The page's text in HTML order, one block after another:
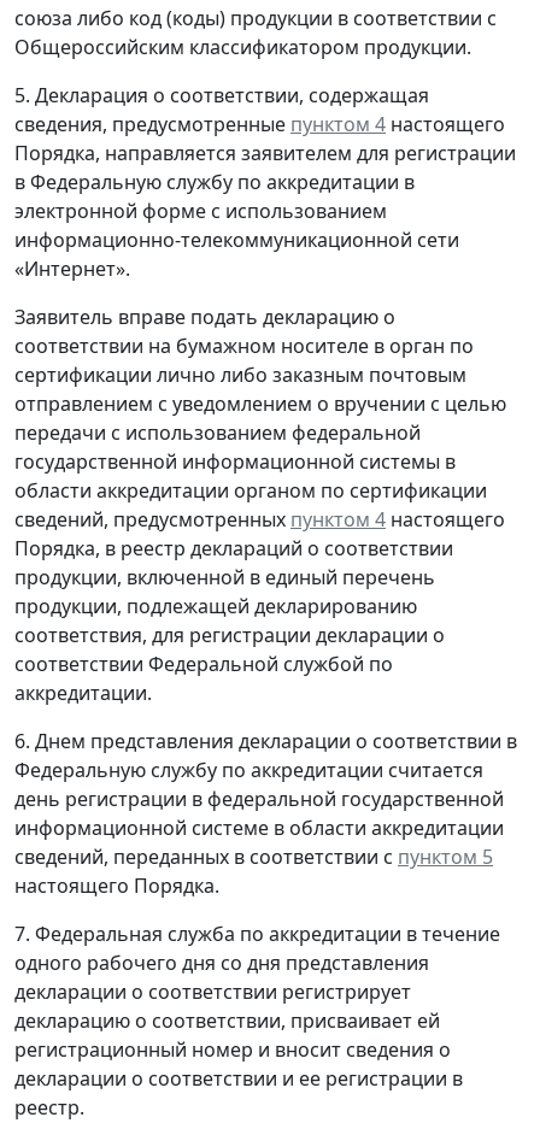
союза либо код (коды) продукции в соответствии с
Общероссийским классификатором продукции.
5. Декларация о соответствии, содержащая
сведения, предусмотренные пунктом 4 настоящего
Порядка, направляется заявителем для регистрации
в Федеральную службу по аккредитации в
электронной форме с использованием
информационно-телекоммуникационной сети
«Интернет».
Заявитель вправе подать декларацию о
соответствии на бумажном носителе в орган по
сертификации лично либо заказным почтовым
отправлением с уведомлением о вручении с целью
передачи с использованием федеральной
государственной информационной системы в
области аккредитации органом по сертификации
сведений, предусмотренных пунктом 4 настоящего
Порядка, в реестр деклараций о соответствии
продукции, включенной в единый перечень
продукции, подлежащей декларированию
соответствия, для регистрации декларации о
соответствии Федеральной службой по
аккредитации.
6. Днем представления декларации о соответствии в
Федеральную службу по аккредитации считается
день регистрации в федеральной государственной
информационной системе в области аккредитации
сведений, переданных в соответствии с пунктом 5
настоящего Порядка.
7. Федеральная служба по аккредитации в течение
одного рабочего дня со дня представления
декларации о соответствии регистрирует
декларацию о соответствии, присваивает ей
регистрационный номер и вносит сведения о
декларации о соответствии и ее регистрации в
реестр.